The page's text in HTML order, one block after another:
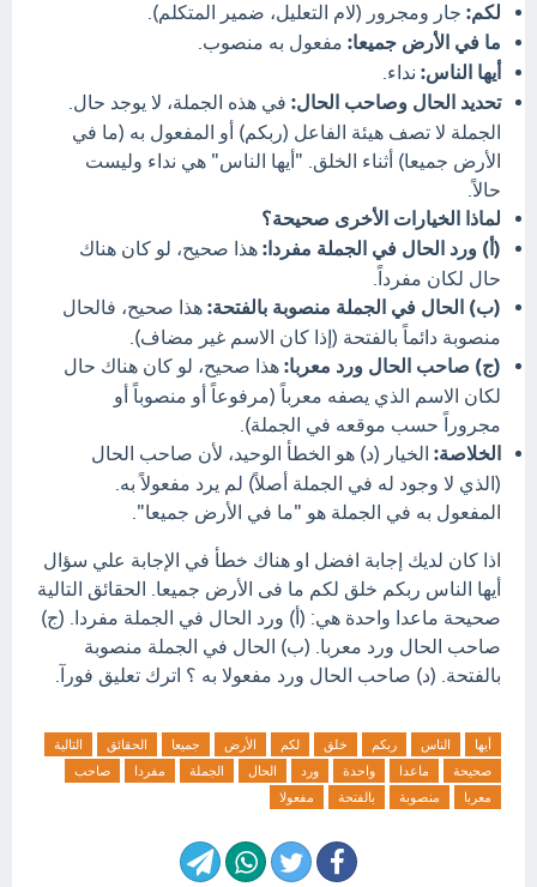
لكم: جار ومجرور (لام التعليل، ضمير المتكلم).
ما في الأرض جميعا: مفعول به منصوب.
أيها الناس: نداء.
تحديد الحال وصاحب الحال: في هذه الجملة، لا يوجد حال.
الجملة لا تصف هيئة الفاعل (ربكم) أو المفعول به (ما في
الأرض جميعا) أثناء الخلق. "أيها الناس" هي نداء وليست
حالاً.
لماذا الخيارات الأخرى صحيحة؟
(أ) ورد الحال في الجملة مفردا: هذا صحيح، لو كان هناك
حال لكان مفرداً.
(ب) الحال في الجملة منصوبة بالفتحة: هذا صحيح، فالحال
منصوبة دائماً بالفتحة (إذا كان الاسم غير مضاف).
(ج) صاحب الحال ورد معربا: هذا صحيح، لو كان هناك حال
لكان الاسم الذي يصفه معرباً (مرفوعاً أو منصوباً أو
مجروراً حسب موقعه في الجملة).
الخلاصة: الخيار (د) هو الخطأ الوحيد، لأن صاحب الحال
(الذي لا وجود له في الجملة أصلاً) لم يرد مفعولاً به.
المفعول به في الجملة هو "ما في الأرض جميعا".
اذا كان لديك إجابة افضل او هناك خطأ في الإجابة علي سؤال
أيها الناس ربكم خلق لكم ما فى الأرض جميعا. الحقائق التالية
صحيحة ماعدا واحدة هي: (أ) ورد الحال في الجملة مفردا. (ج)
صاحب الحال ورد معربا. (ب) الحال في الجملة منصوبة
بالفتحة. (د) صاحب الحال ورد مفعولا به ؟ اترك تعليق فورآ.
أيها الناس ربكم خلق لكم الأرض جميعا الحقائق
التالية
صحيحة
ماعدا واحدة ورد الحال الجملة مفردا
صاحب
معربا
منصوبة بالفتحة مفعولا